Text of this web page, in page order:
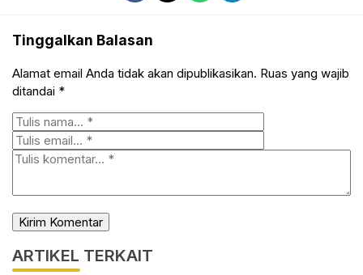
Tinggalkan Balasan
Alamat email Anda tidak akan dipublikasikan. Ruas yang wajib
ditandai *
ARTIKEL TERKAIT